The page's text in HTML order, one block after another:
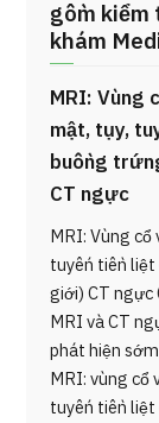
gồm kiểm
khám
MRI: Vùng
mật, tụy,
buồng
CT ngực
MRI: Vùng cổ
tuyến tiền
giới) CT
MRI và CT
phát hiện
MRI: vùng cổ
tuyến tiền